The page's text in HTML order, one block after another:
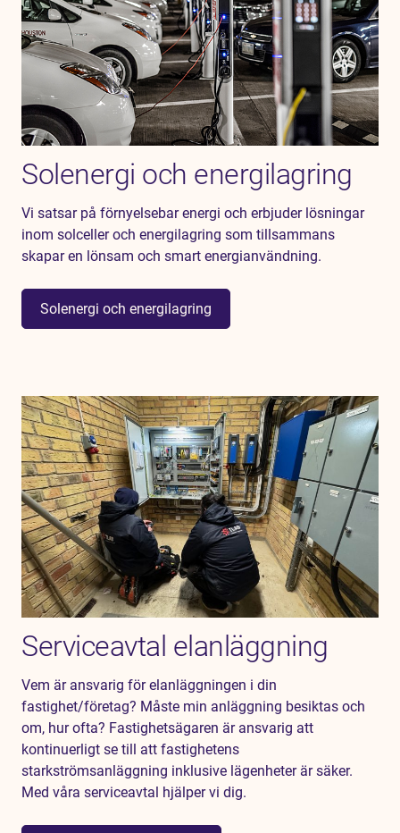
Solenergi och energilagring
Vi satsar på förnyelsebar energi och erbjuder lösningar
inom solceller och energilagring som tillsammans
skapar en lönsam och smart energianvändning.
Solenergi och energilagring
Serviceavtal elanläggning
Vem är ansvarig för elanläggningen i din
fastighet/företag? Måste min anläggning besiktas och
om, hur ofta? Fastighetsägaren är ansvarig att
kontinuerligt se till att fastighetens
starkströmsanläggning inklusive lägenheter är säker.
Med våra serviceavtal hjälper vi dig.